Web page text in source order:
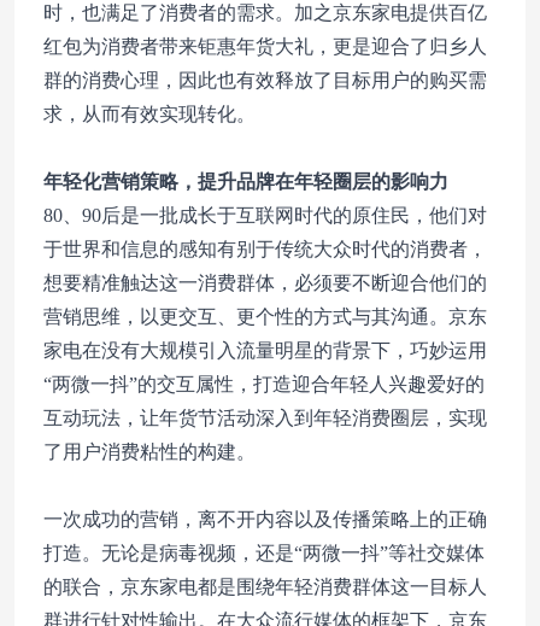
时，也满足了消费者的需求。加之京东家电提供百亿
红包为消费者带来钜惠年货大礼，更是迎合了归乡人
群的消费心理，因此也有效释放了目标用户的购买需
求，从而有效实现转化。
年轻化营销策略，提升品牌在年轻圈层的影响力
80、90后是一批成长于互联网时代的原住民，他们对
于世界和信息的感知有别于传统大众时代的消费者，
想要精准触达这一消费群体，必须要不断迎合他们的
营销思维，以更交互、更个性的方式与其沟通。京东
家电在没有大规模引入流量明星的背景下，巧妙运用
“两微一抖”的交互属性，打造迎合年轻人兴趣爱好的
互动玩法，让年货节活动深入到年轻消费圈层，实现
了用户消费粘性的构建。
一次成功的营销，离不开内容以及传播策略上的正确
打造。无论是病毒视频，还是“两微一抖”等社交媒体
的联合，京东家电都是围绕年轻消费群体这一目标人
群进行针对性输出。在大众流行媒体的框架下，京东